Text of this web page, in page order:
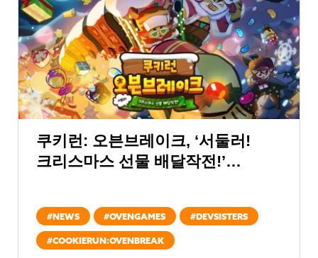
쿠키런: 오븐브레이크, ‘서둘러!
크리스마스 선물 배달작전!’
#NEWS #OVENGAMES #DEVSISTERS
#COOKIERUN:OVENBREAK